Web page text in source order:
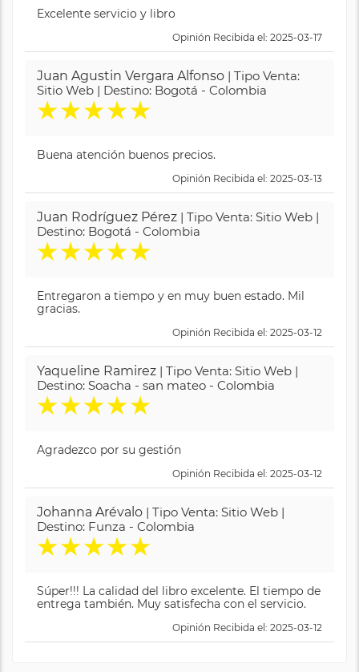
Excelente servicio y libro
Opinión Recibida el: 2025-03-17
Juan Agustin Vergara Alfonso | Tipo Venta:
Sitio Web | Destino: Bogotá - Colombia
★★★★★
Buena atención buenos precios.
Opinión Recibida el: 2025-03-13
Juan Rodríguez Pérez | Tipo Venta: Sitio Web |
Destino: Bogotá - Colombia
★★★★★
Entregaron a tiempo y en muy buen estado. Mil
gracias.
Opinión Recibida el: 2025-03-12
Yaqueline Ramirez | Tipo Venta: Sitio Web |
Destino: Soacha - san mateo - Colombia
★★★★★
Agradezco por su gestión
Opinión Recibida el: 2025-03-12
Johanna Arévalo | Tipo Venta: Sitio Web |
Destino: Funza - Colombia
★★★★★
Súper!!! La calidad del libro excelente. El tiempo de
entrega también. Muy satisfecha con el servicio.
Opinión Recibida el: 2025-03-12